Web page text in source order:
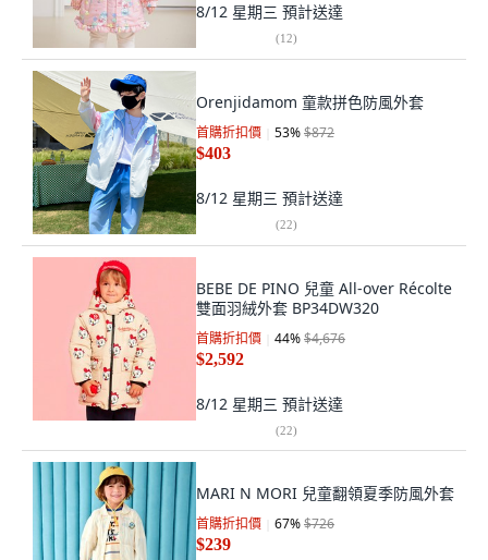
8/12 星期三 預計送達
(12)
Orenjidamom 童款拼色防風外套
首購折扣價 53%$872
$403
8/12 星期三 預計送達
(22)
BEBE DE PINO 兒童 All-over Récolte
雙面羽絨外套 BP34DW320
首購折扣價 44%$4,676
$2,592
8/12 星期三 預計送達
(22)
MARI N MORI 兒童翻領夏季防風外套
首購折扣價 67%$726
$239